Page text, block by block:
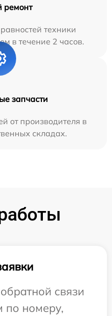
ремонт
техники
в течение 2 часов.
запчасти
от производителя в
складах.
связи
по номеру,